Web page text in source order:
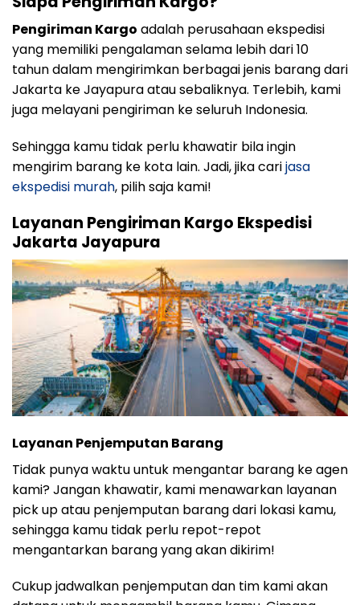
Pengiriman Kargo adalah perusahaan ekspedisi
yang memiliki pengalaman selama lebih dari 10
tahun dalam mengirimkan berbagai jenis barang dari
Jakarta ke Jayapura atau sebaliknya. Terlebih, kami
juga melayani pengiriman ke seluruh Indonesia.
Sehingga kamu tidak perlu khawatir bila ingin
mengirim barang ke kota lain. Jadi, jika carijasa
ekspedisi murah, pilih saja kami!
Layanan Pengiriman Kargo Ekspedisi
Jakarta Jayapura
Layanan Penjemputan Barang
Tidak punya waktu untuk mengantar barang ke agen
kami? Jangan khawatir, kami menawarkan layanan
pick up atau penjemputan barang dari lokasi kamu,
sehingga kamu tidak perlu repot-repot
mengantarkan barang yang akan dikirim!
Cukup jadwalkan penjemputan dan tim kami akan